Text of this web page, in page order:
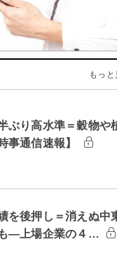
もっ
ぶり高水準＝穀物や
事通信速報】
を後押し＝消えぬ中
―上場企業の４…